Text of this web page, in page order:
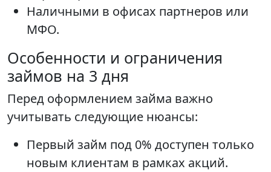
Наличными в офисах партнеров или
МФО.
Особенности и ограничения
займов на 3 дня
Перед оформлением займа важно
учитывать следующие нюансы:
Первый займ под 0% доступен только
новым клиентам в рамках акций.